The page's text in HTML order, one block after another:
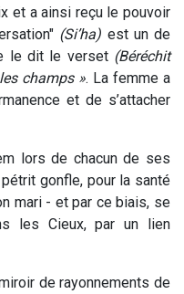
et a ainsi reçu le pouvoir
(Si’ha) est un de
le dit le verset (Béréchit
champs ». La femme a
et de s’attacher
lors de chacun de ses
gonfle, pour la santé
mari - et par ce biais, se
les Cieux, par un lien
de rayonnements de